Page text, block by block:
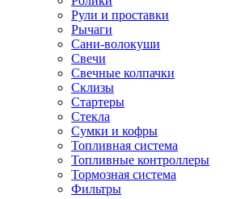
Рули и проставки
Рычаги
Сани-волокуши
Свечи
Свечные колпачки
Склизы
Стартеры
Стекла
Сумки и кофры
Топливная система
Топливные контроллеры
Тормозная система
Фильтры